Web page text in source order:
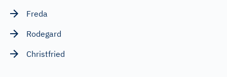
Freda
Rodegard
Christfried